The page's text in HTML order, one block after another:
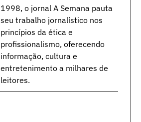
1998, o jornal A Semana pauta
seu trabalho jornalístico nos
princípios da ética e
profissionalismo, oferecendo
informação, cultura e
entretenimento a milhares de
leitores.